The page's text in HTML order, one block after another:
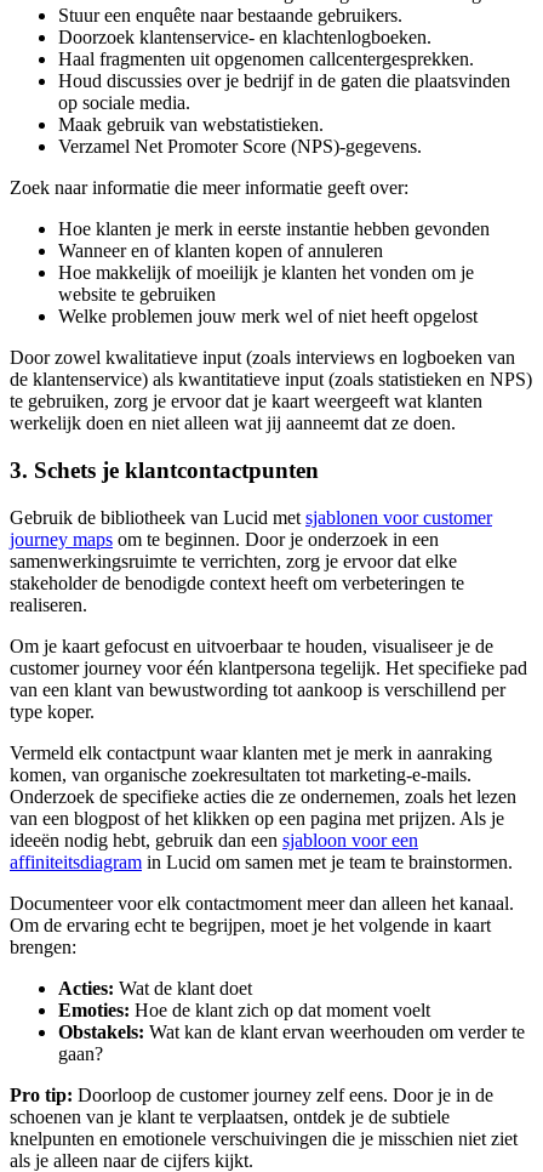
Stuur een enquête naar bestaande gebruikers.
Doorzoek klantenservice- en klachtenlogboeken.
Haal fragmenten uit opgenomen callcentergesprekken.
Houd discussies over je bedrijf in de gaten die plaatsvinden
op sociale media.
Maak gebruik van webstatistieken.
Verzamel Net Promoter Score (NPS)-gegevens.
Zoek naar informatie die meer informatie geeft over:
Hoe klanten je merk in eerste instantie hebben gevonden
Wanneer en of klanten kopen of annuleren
Hoe makkelijk of moeilijk je klanten het vonden om je
website te gebruiken
Welke problemen jouw merk wel of niet heeft opgelost
Door zowel kwalitatieve input (zoals interviews en logboeken van
de klantenservice) als kwantitatieve input (zoals statistieken en NPS)
te gebruiken, zorg je ervoor dat je kaart weergeeft wat klanten
werkelijk doen en niet alleen wat jij aanneemt dat ze doen.
3. Schets je klantcontactpunten
Gebruik de bibliotheek van Lucid met sjablonen voor customer
journey maps om te beginnen. Door je onderzoek in een
samenwerkingsruimte te verrichten, zorg je ervoor dat elke
stakeholder de benodigde context heeft om verbeteringen te
realiseren.
Om je kaart gefocust en uitvoerbaar te houden, visualiseer je de
customer journey voor één klantpersona tegelijk. Het specifieke pad
van een klant van bewustwording tot aankoop is verschillend per
type koper.
Vermeld elk contactpunt waar klanten met je merk in aanraking
komen, van organische zoekresultaten tot marketing-e-mails.
Onderzoek de specifieke acties die ze ondernemen, zoals het lezen
van een blogpost of het klikken op een pagina met prijzen. Als je
ideeën nodig hebt, gebruik dan een sjabloon voor een
affiniteitsdiagram in Lucid om samen met je team te brainstormen.
Documenteer voor elk contactmoment meer dan alleen het kanaal.
Om de ervaring echt te begrijpen, moet je het volgende in kaart
brengen:
Acties: Wat de klant doet
Emoties: Hoe de klant zich op dat moment voelt
Obstakels: Wat kan de klant ervan weerhouden om verder te
gaan?
Pro tip: Doorloop de customer journey zelf eens. Door je in de
schoenen van je klant te verplaatsen, ontdek je de subtiele
knelpunten en emotionele verschuivingen die je misschien niet ziet
als je alleen naar de cijfers kijkt.